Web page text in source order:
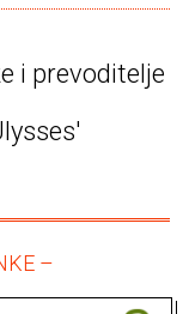
i prevoditelje
–